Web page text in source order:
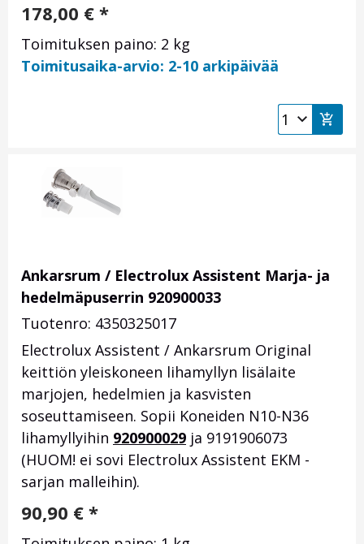
178,00 € *
Toimituksen paino: 2 kg
Toimitusaika-arvio: 2-10 arkipäivää
Ankarsrum / Electrolux Assistent Marja- ja
hedelmäpuserrin 920900033
Tuotenro: 4350325017
Electrolux Assistent / Ankarsrum Original
keittiön yleiskoneen lihamyllyn lisälaite
marjojen, hedelmien ja kasvisten
soseuttamiseen. Sopii Koneiden N10-N36
lihamyllyihin 920900029 ja 9191906073
(HUOM! ei sovi Electrolux Assistent EKM -
sarjan malleihin).
90,90 € *